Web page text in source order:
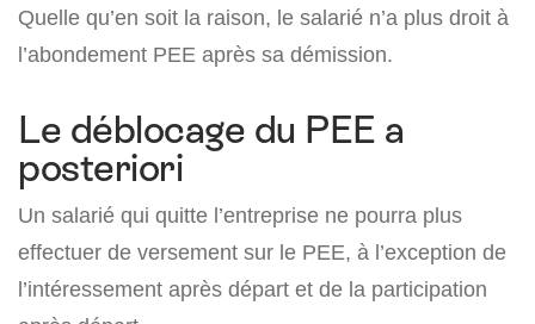
Quelle qu’en soit la raison, le salarié n’a plus droit à
l’abondement PEE après sa démission.
Le déblocage du PEE a
posteriori
Un salarié qui quitte l’entreprise ne pourra plus
effectuer de versement sur le PEE, à l’exception de
l’intéressement après départ et de la participation